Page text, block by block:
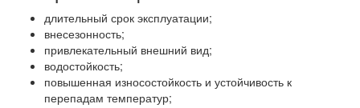
длительный срок эксплуатации;
внесезонность;
привлекательный внешний вид;
водостойкость;
повышенная износостойкость и устойчивость к
перепадам температур;